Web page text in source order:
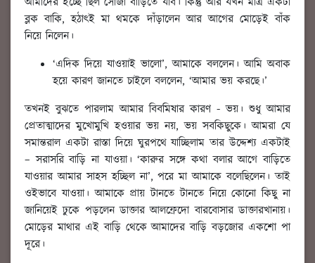
ব্লক বাকি, হঠাৎই মা থমকে দাঁড়ালেন আর আগের মোড়েই বাঁক
নিয়ে নিলেন।
‘এদিক দিয়ে যাওয়াই ভালো’, আমাকে বললেন। আমি অবাক
হয়ে কারণ জানতে চাইলে বললেন, ‘আমার ভয় করছে।’
তখনই বুঝতে পারলাম আমার বিবমিষার কারণ - ভয়। শুধু আমার
প্রেতাত্মাদের মুখোমুখি হওয়ার ভয় নয়, ভয় সবকিছুকে। আমরা যে
সমান্তরাল একটা রাস্তা দিয়ে ঘুরপথে যাচ্ছিলাম তার উদ্দেশ্য একটাই
– সরাসরি বাড়ি না যাওয়া। ‘কারুর সঙ্গে কথা বলার আগে বাড়িতে
যাওয়ার আমার সাহস হচ্ছিল না’, পরে মা আমাকে বলেছিলেন। তাই
ওইভাবে যাওয়া। আমাকে প্রায় টানতে টানতে নিয়ে কোনো কিছু না
জানিয়েই ঢুকে পড়লেন ডাক্তার আলফ্রেদো বারবোসার ডাক্তারখানায়।
মোড়ের মাথার এই বাড়ি থেকে আমাদের বাড়ি বড়জোর একশো পা
দূরে।